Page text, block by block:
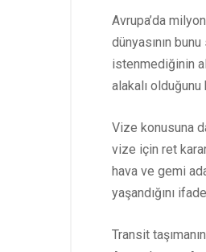
Avrupa’da
dünyasının
istenmediğinin
alakalı
Vize konusuna
vize için ret
hava ve gemi
yaşandığını
Transit